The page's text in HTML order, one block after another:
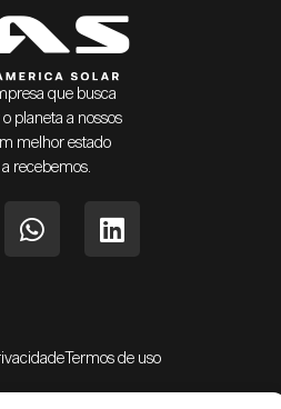
que busca
planeta a nossos
melhor estado
recebemos.
Termos de uso